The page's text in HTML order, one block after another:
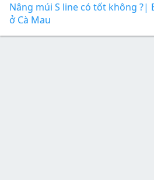
Nâng múi S line có tốt không ?|
ở Cà Mau